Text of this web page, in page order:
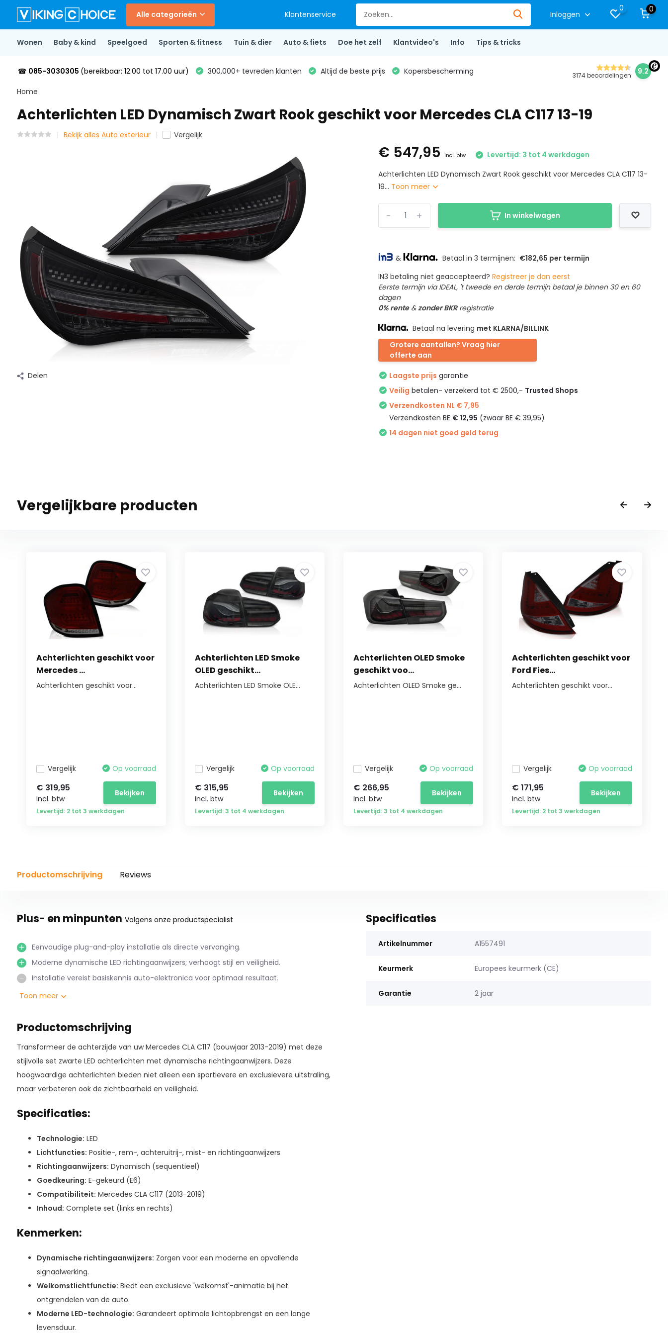
Alle categorieën Klantenservice Inloggen
0 0
Wonen Baby & kind Speelgoed Sporten & fitness Tuin & dier Auto & fiets Doe het zelf Klantvideo's Info Tips & tricks
☎ 085-3030305 (bereikbaar: 12.00 tot 17.00 uur) 300,000+ tevreden klanten Altijd de beste prijs Kopersbescherming 3174 beoordelingen 9.2
Home
Achterlichten LED Dynamisch Zwart Rook geschikt voor Mercedes CLA C117 13-19
Bekijk alles Auto exterieur Vergelijk
Delen
€ 547,95 Incl. btw
Levertijd: 3 tot 4 werkdagen
Achterlichten LED Dynamisch Zwart Rook geschikt voor Mercedes CLA C117 13-
19... Toon meer
+
- In winkelwagen
& Betaal in 3 termijnen: €182,65 per termijn
IN3 betaling niet geaccepteerd?Registreer je dan eerst
Eerste termijn via IDEAL, 't tweede en derde termijn betaal je binnen 30 en 60
dagen
0% rente&zonder BKRregistratie
Betaal na levering met KLARNA/BILLINK
Grotere aantallen? Vraag hier
offerte aan
Laagste prijs garantie
Veilig betalen- verzekerd tot € 2500,- Trusted Shops
Verzendkosten NL € 7,95
Verzendkosten BE € 12,95 (zwaar BE € 39,95)
14 dagen niet goed geld terug
Vergelijkbare producten
Achterlichten geschikt voor
Mercedes ...
Achterlichten geschikt voor...
Vergelijk Op voorraad
€ 319,95
Incl. btw
Bekijken
Levertijd: 2 tot 3 werkdagen
Achterlichten LED Smoke
OLED geschikt...
Achterlichten LED Smoke OLE...
Vergelijk Op voorraad
€ 315,95
Incl. btw
Bekijken
Levertijd: 3 tot 4 werkdagen
Achterlichten OLED Smoke
geschikt voo...
Achterlichten OLED Smoke ge...
Vergelijk Op voorraad
€ 266,95
Incl. btw
Bekijken
Levertijd: 3 tot 4 werkdagen
Achterlichten geschikt voor
Ford Fies...
Achterlichten geschikt voor...
Vergelijk Op voorraad
€ 171,95
Incl. btw
Bekijken
Levertijd: 2 tot 3 werkdagen
Productomschrijving Reviews
Plus- en minpunten Volgens onze productspecialist
Eenvoudige plug-and-play installatie als directe vervanging.
Moderne dynamische LED richtingaanwijzers; verhoogt stijl en veiligheid.
Installatie vereist basiskennis auto-elektronica voor optimaal resultaat.
Toon meer
Productomschrijving
Transformeer de achterzijde van uw Mercedes CLA C117 (bouwjaar 2013-2019) met deze
stijlvolle set zwarte LED achterlichten met dynamische richtingaanwijzers. Deze
hoogwaardige achterlichten bieden niet alleen een sportievere en exclusievere uitstraling,
maar verbeteren ook de zichtbaarheid en veiligheid.
Specificaties:
Technologie: LED
Lichtfuncties: Positie-, rem-, achteruitrij-, mist- en richtingaanwijzers
Richtingaanwijzers: Dynamisch (sequentieel)
Goedkeuring: E-gekeurd (E6)
Compatibiliteit: Mercedes CLA C117 (2013-2019)
Inhoud: Complete set (links en rechts)
Kenmerken:
Dynamische richtingaanwijzers: Zorgen voor een moderne en opvallende
signaalwerking.
Welkomstlichtfunctie: Biedt een exclusieve 'welkomst'-animatie bij het
ontgrendelen van de auto.
Moderne LED-technologie: Garandeert optimale lichtopbrengst en een lange
levensduur.
Specificaties
Artikelnummer A1557491
Keurmerk Europees keurmerk (CE)
Garantie 2 jaar